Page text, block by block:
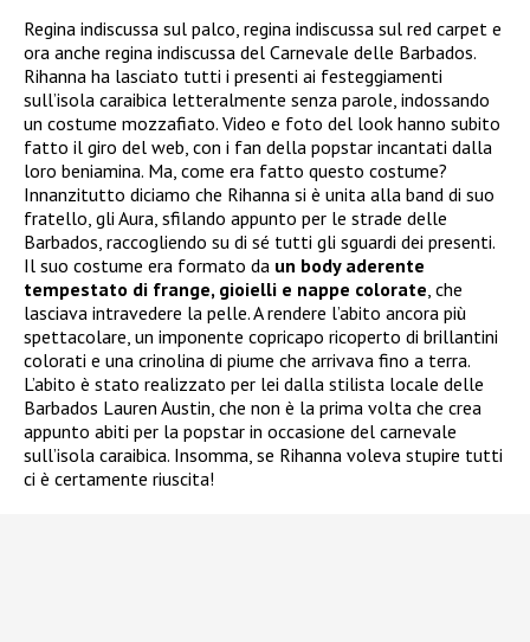
Regina indiscussa sul palco, regina indiscussa sul red carpet e
ora anche regina indiscussa del Carnevale delle Barbados.
Rihanna ha lasciato tutti i presenti ai festeggiamenti
sull’isola caraibica letteralmente senza parole, indossando
un costume mozzafiato. Video e foto del look hanno subito
fatto il giro del web, con i fan della popstar incantati dalla
loro beniamina. Ma, come era fatto questo costume?
Innanzitutto diciamo che Rihanna si è unita alla band di suo
fratello, gli Aura, sfilando appunto per le strade delle
Barbados, raccogliendo su di sé tutti gli sguardi dei presenti.
Il suo costume era formato da un body aderente
tempestato di frange, gioielli e nappe colorate, che
lasciava intravedere la pelle. A rendere l’abito ancora più
spettacolare, un imponente copricapo ricoperto di brillantini
colorati e una crinolina di piume che arrivava fino a terra.
L’abito è stato realizzato per lei dalla stilista locale delle
Barbados Lauren Austin, che non è la prima volta che crea
appunto abiti per la popstar in occasione del carnevale
sull’isola caraibica. Insomma, se Rihanna voleva stupire tutti
ci è certamente riuscita!